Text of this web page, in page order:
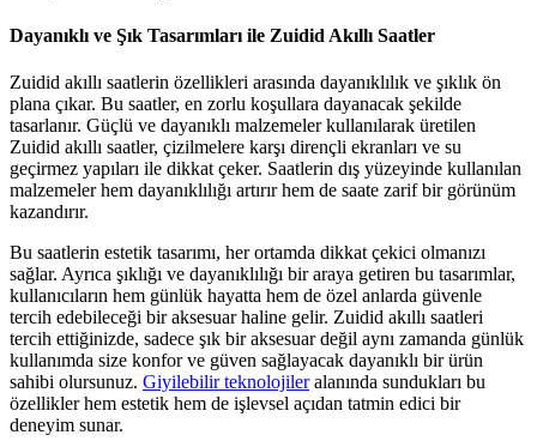
Dayanıklı ve Şık Tasarımları ile Zuidid Akıllı Saatler
Zuidid akıllı saatlerin özellikleri arasında dayanıklılık ve şıklık ön
plana çıkar. Bu saatler, en zorlu koşullara dayanacak şekilde
tasarlanır. Güçlü ve dayanıklı malzemeler kullanılarak üretilen
Zuidid akıllı saatler, çizilmelere karşı dirençli ekranları ve su
geçirmez yapıları ile dikkat çeker. Saatlerin dış yüzeyinde kullanılan
malzemeler hem dayanıklılığı artırır hem de saate zarif bir görünüm
kazandırır.
Bu saatlerin estetik tasarımı, her ortamda dikkat çekici olmanızı
sağlar. Ayrıca şıklığı ve dayanıklılığı bir araya getiren bu tasarımlar,
kullanıcıların hem günlük hayatta hem de özel anlarda güvenle
tercih edebileceği bir aksesuar haline gelir. Zuidid akıllı saatleri
tercih ettiğinizde, sadece şık bir aksesuar değil aynı zamanda günlük
kullanımda size konfor ve güven sağlayacak dayanıklı bir ürün
sahibi olursunuz. Giyilebilir teknolojileralanında sundukları bu
özellikler hem estetik hem de işlevsel açıdan tatmin edici bir
deneyim sunar.